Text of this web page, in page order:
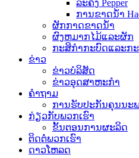
ລະຄັງ Pepper
ການຂາດນ້ໍາ
ຜັກກາດຂາດນ້ໍາ
ຜົງຫມາກໄມ້ແລະຜັກ
ກະສິກໍາກະບົດແລະກ
ຂ່າວ
ຂ່າວບໍລິສັດ
ຂ່າວອຸດສາຫະກໍາ
ຄໍາຖາມ
ການຮັບປະກັນຄຸນນະ
ກ່ຽວກັບພວກເຮົາ
ຂັ້ນຕອນການຜະລິດ
ຕິດຕໍ່ພວກເຮົາ
ດາວໂຫລດ